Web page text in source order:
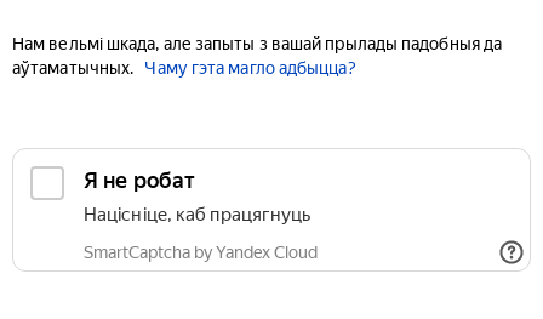
Нам вельмі шкада, але запыты з вашай прылады падобныя да
аўтаматычных.
Чаму гэта магло адбыцца?
Я не робат
Націсніце, каб працягнуць
SmartCaptcha by Yandex Cloud